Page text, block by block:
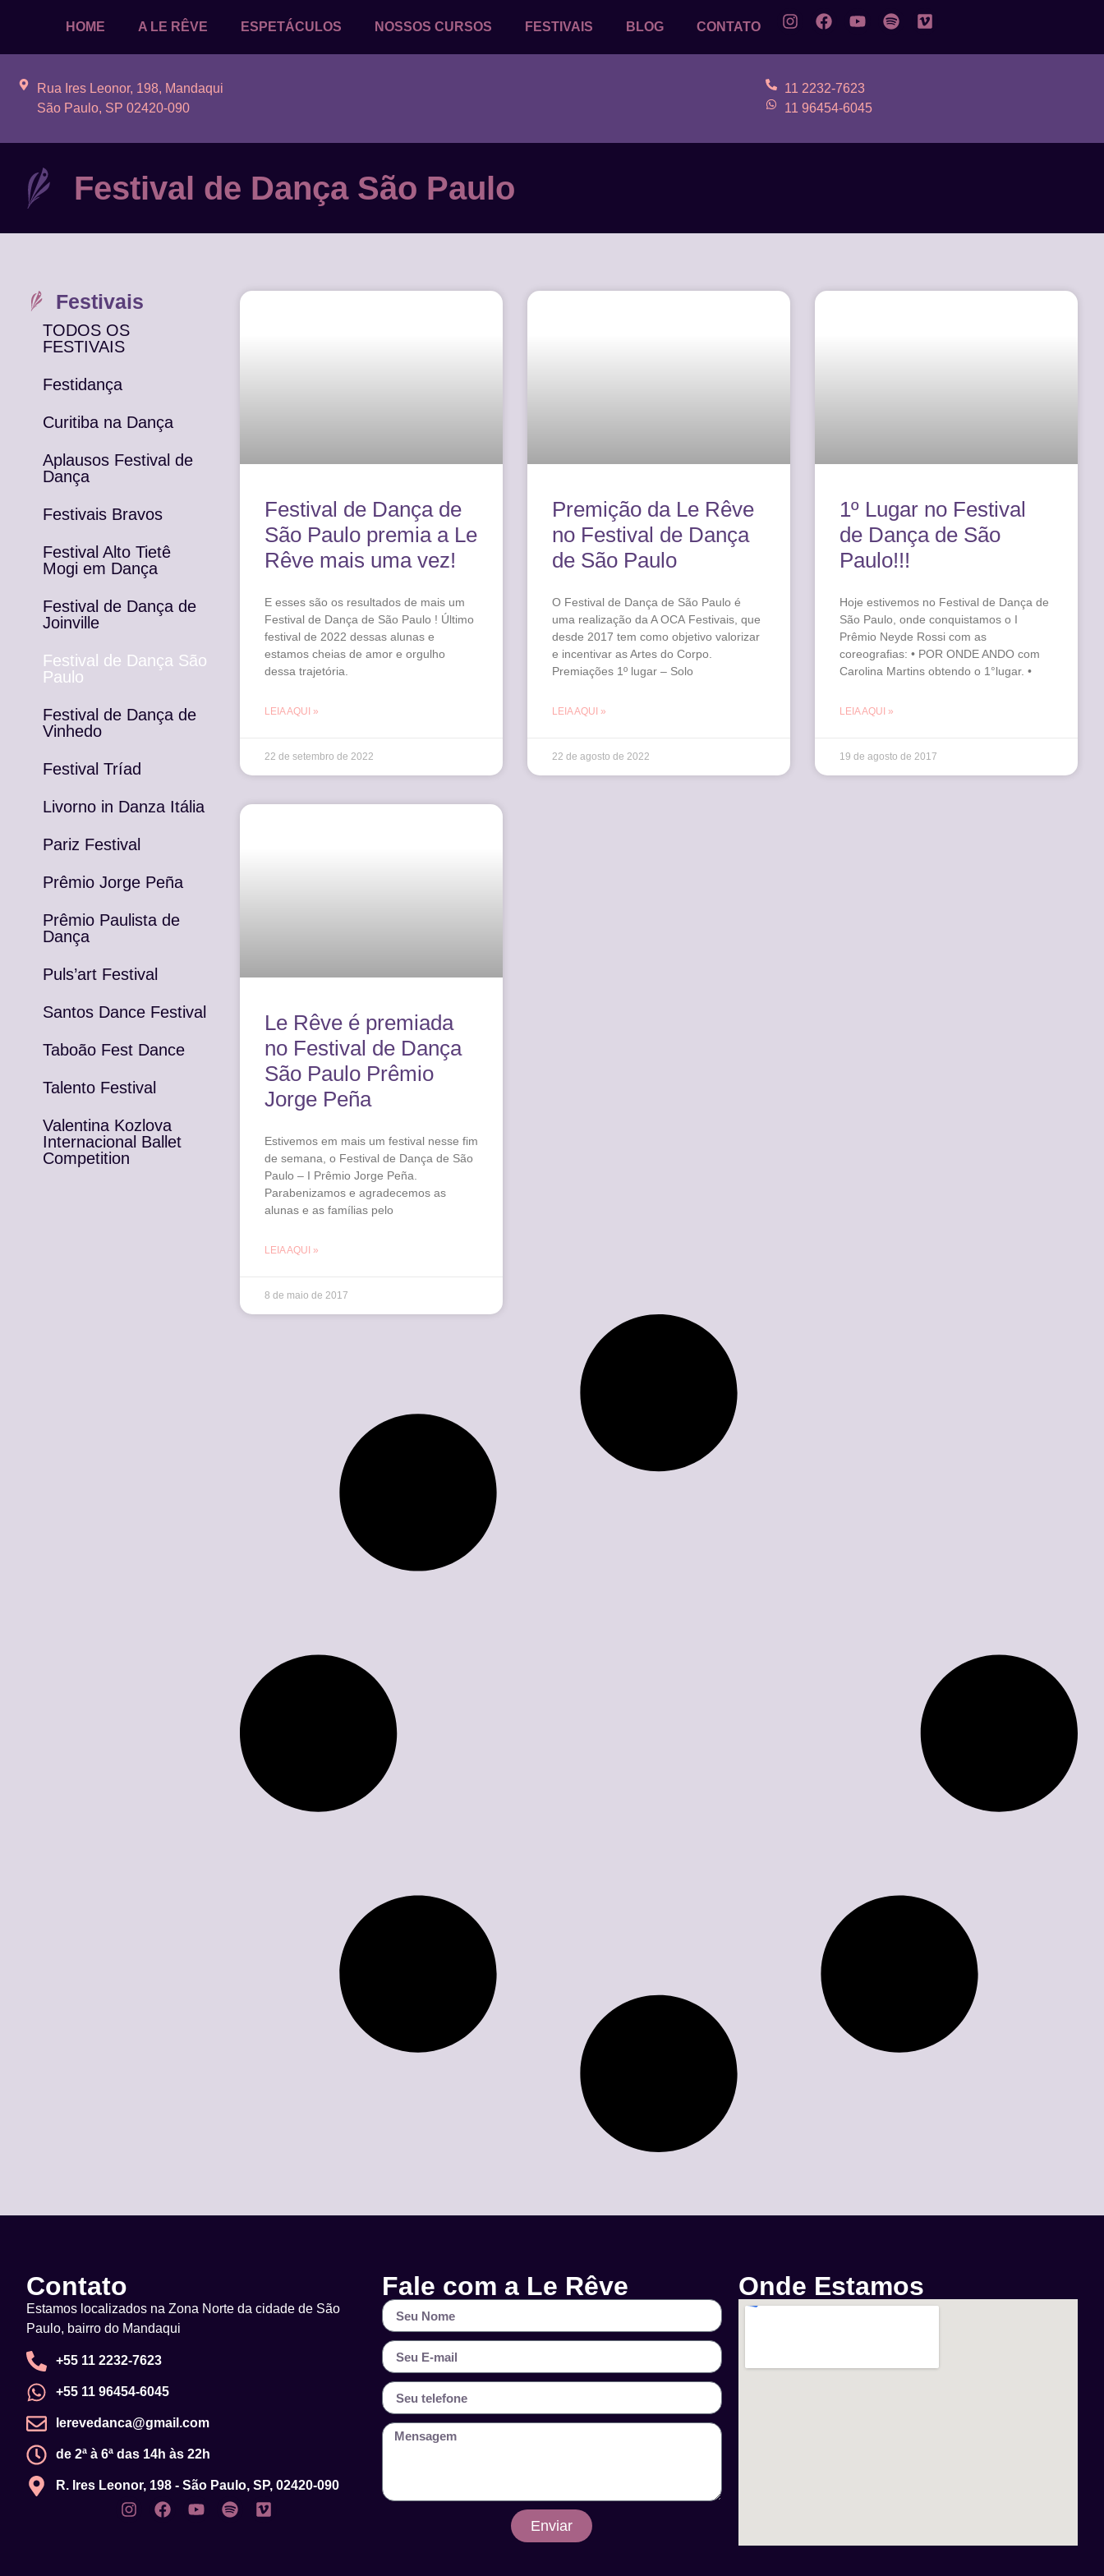
HOME A LE RÊVE ESPETÁCULOS NOSSOS CURSOS FESTIVAIS BLOG CONTATO
Rua Ires Leonor, 198, Mandaqui
São Paulo, SP 02420-090
11 2232-7623
11 96454-6045
Festival de Dança São Paulo
Festivais
TODOS OS
FESTIVAIS
Festidança
Curitiba na Dança
Aplausos Festival de
Dança
Festivais Bravos
Festival Alto Tietê
Mogi em Dança
Festival de Dança de
Joinville
Festival de Dança São
Paulo
Festival de Dança de
Vinhedo
Festival Tríad
Livorno in Danza Itália
Pariz Festival
Prêmio Jorge Peña
Prêmio Paulista de
Dança
Puls’art Festival
Santos Dance Festival
Taboão Fest Dance
Talento Festival
Valentina Kozlova
Internacional Ballet
Competition
Festival de Dança de
São Paulo premia a Le
Rêve mais uma vez!
E esses são os resultados de mais um
Festival de Dança de São Paulo ! Último
festival de 2022 dessas alunas e
estamos cheias de amor e orgulho
dessa trajetória.
LEIA AQUI »
22 de setembro de 2022
Premição da Le Rêve
no Festival de Dança
de São Paulo
O Festival de Dança de São Paulo é
uma realização da A OCA Festivais, que
desde 2017 tem como objetivo valorizar
e incentivar as Artes do Corpo.
Premiações 1º lugar – Solo
LEIA AQUI »
22 de agosto de 2022
1º Lugar no Festival
de Dança de São
Paulo!!!
Hoje estivemos no Festival de Dança de
São Paulo, onde conquistamos o I
Prêmio Neyde Rossi com as
coreografias: • POR ONDE ANDO com
Carolina Martins obtendo o 1°lugar. •
LEIA AQUI »
19 de agosto de 2017
Le Rêve é premiada
no Festival de Dança
São Paulo Prêmio
Jorge Peña
Estivemos em mais um festival nesse fim
de semana, o Festival de Dança de São
Paulo – I Prêmio Jorge Peña.
Parabenizamos e agradecemos as
alunas e as famílias pelo
LEIA AQUI »
8 de maio de 2017
Contato
Estamos localizados na Zona Norte da cidade de São
Paulo, bairro do Mandaqui
+55 11 2232-7623
+55 11 96454-6045
lerevedanca@gmail.com
de 2ª à 6ª das 14h às 22h
R. Ires Leonor, 198 - São Paulo, SP, 02420-090
Fale com a Le Rêve
Enviar
Onde Estamos